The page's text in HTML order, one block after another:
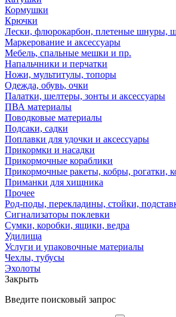
Кормушки
Крючки
Лески, флюрокарбон, плетеные шнуры,
Маркерование и аксессуары
Мебель, спальные мешки и пр.
Напальчники и перчатки
Ножи, мультитулы, топоры
Одежда, обувь, очки
Палатки, шелтеры, зонты и аксессуары
ПВА материалы
Поводковые материалы
Подсаки, садки
Поплавки для удочки и аксессуары
Прикормки и насадки
Прикормочные кораблики
Прикормочные ракеты, кобры, рогатки,
Приманки для хищника
Прочее
Род-поды, перекладины, стойки,
Сигнализаторы поклевки
Сумки, коробки, ящики, ведра
Удилища
Услуги и упаковочные материалы
Чехлы, тубусы
Эхолоты
Закрыть
Введите поисковый запрос